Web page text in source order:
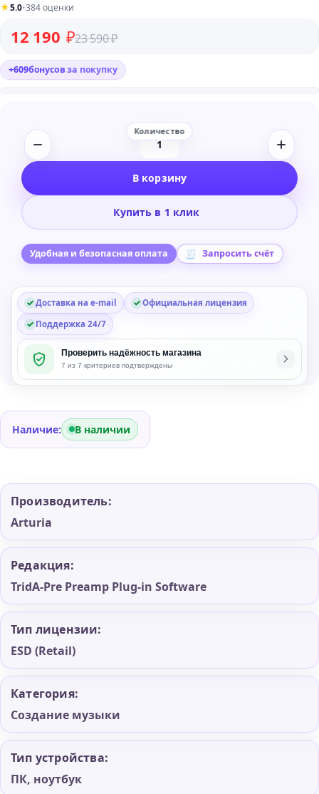
★5.0•384 оценки
23 590₽
Первоначальная цена составляла 23 590 ₽.
12 190 ₽
Текущая цена: 12 190 ₽.
+609бонусовза покупку
Количество
Arturia
Pre
Plug-
Software
В корзину
Купить в 1 клик
Удобная и безопасная оплата Запросить счёт
Доставка на e-mail
Официальная лицензия
Поддержка 24/7
Проверить надёжность магазина
7 из 7 критериев подтверждены
Наличие: В наличии
Производитель:
Arturia
Редакция:
TridA-Pre Preamp Plug-in Software
Тип лицензии:
ESD (Retail)
Категория:
Создание музыки
Тип устройства:
ПК, ноутбук